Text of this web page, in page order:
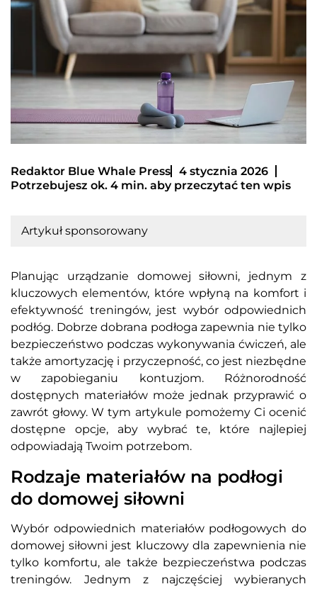
Redaktor Blue Whale Press
4 stycznia 2026
Potrzebujesz ok. 4 min. aby przeczytać ten wpis
Artykuł sponsorowany
Planując urządzanie domowej siłowni, jednym z
kluczowych elementów, które wpłyną na komfort i
efektywność treningów, jest wybór odpowiednich
podłóg. Dobrze dobrana podłoga zapewnia nie tylko
bezpieczeństwo podczas wykonywania ćwiczeń, ale
także amortyzację i przyczepność, co jest niezbędne
w zapobieganiu kontuzjom. Różnorodność
dostępnych materiałów może jednak przyprawić o
zawrót głowy. W tym artykule pomożemy Ci ocenić
dostępne opcje, aby wybrać te, które najlepiej
odpowiadają Twoim potrzebom.
Rodzaje materiałów na podłogi
do domowej siłowni
Wybór odpowiednich materiałów podłogowych do
domowej siłowni jest kluczowy dla zapewnienia nie
tylko komfortu, ale także bezpieczeństwa podczas
treningów. Jednym z najczęściej wybieranych